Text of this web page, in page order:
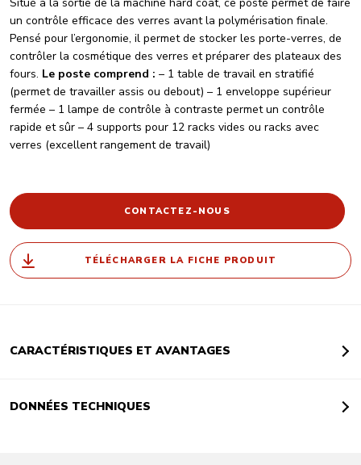
Situé à la sortie de la machine hard coat, ce poste permet de faire
un contrôle efficace des verres avant la polymérisation finale.
Pensé pour l’ergonomie, il permet de stocker les porte-verres, de
contrôler la cosmétique des verres et préparer des plateaux des
fours. Le poste comprend : – 1 table de travail en stratifié
(permet de travailler assis ou debout) – 1 enveloppe supérieur
fermée – 1 lampe de contrôle à contraste permet un contrôle
rapide et sûr – 4 supports pour 12 racks vides ou racks avec
verres (excellent rangement de travail)
CONTACTEZ-NOUS
TÉLÉCHARGER LA FICHE PRODUIT
CARACTÉRISTIQUES ET AVANTAGES
DONNÉES TECHNIQUES